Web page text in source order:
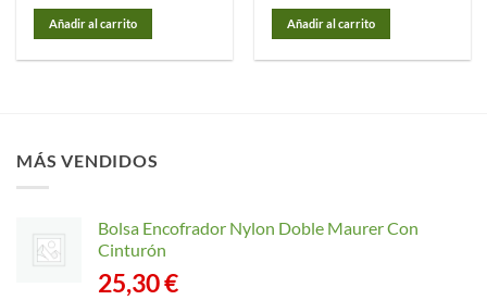
Añadir al carrito Añadir al carrito
MÁS VENDIDOS
Bolsa Encofrador Nylon Doble Maurer Con
Cinturón
25,30€